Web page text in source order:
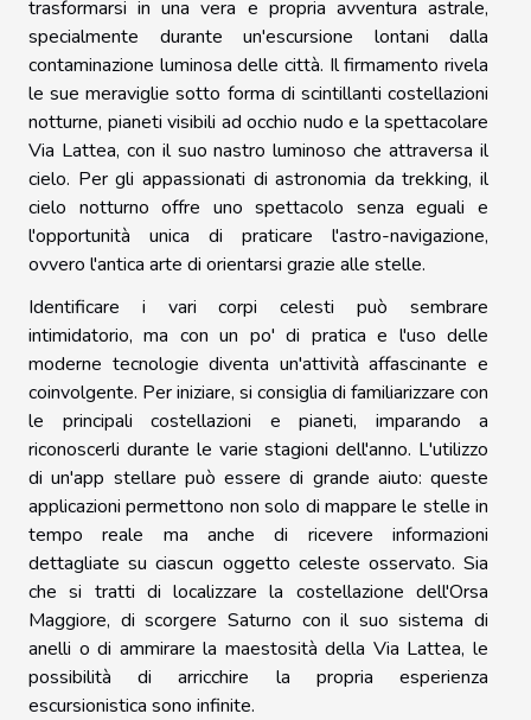
trasformarsi in una vera e propria avventura astrale,
specialmente durante un'escursione lontani dalla
contaminazione luminosa delle città. Il firmamento rivela
le sue meraviglie sotto forma di scintillanti costellazioni
notturne, pianeti visibili ad occhio nudo e la spettacolare
Via Lattea, con il suo nastro luminoso che attraversa il
cielo. Per gli appassionati di astronomia da trekking, il
cielo notturno offre uno spettacolo senza eguali e
l'opportunità unica di praticare l'astro-navigazione,
ovvero l'antica arte di orientarsi grazie alle stelle.
Identificare i vari corpi celesti può sembrare
intimidatorio, ma con un po' di pratica e l'uso delle
moderne tecnologie diventa un'attività affascinante e
coinvolgente. Per iniziare, si consiglia di familiarizzare con
le principali costellazioni e pianeti, imparando a
riconoscerli durante le varie stagioni dell'anno. L'utilizzo
di un'app stellare può essere di grande aiuto: queste
applicazioni permettono non solo di mappare le stelle in
tempo reale ma anche di ricevere informazioni
dettagliate su ciascun oggetto celeste osservato. Sia
che si tratti di localizzare la costellazione dell'Orsa
Maggiore, di scorgere Saturno con il suo sistema di
anelli o di ammirare la maestosità della Via Lattea, le
possibilità di arricchire la propria esperienza
escursionistica sono infinite.